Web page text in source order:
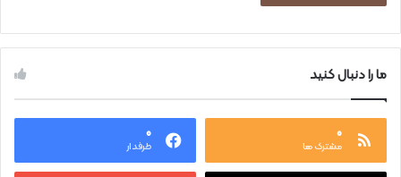
ما را دنبال کنید
۰
مشترک ها
۰
طرفدار